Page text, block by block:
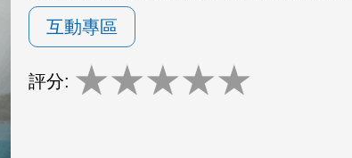
互動專區
評分: ★★★★★